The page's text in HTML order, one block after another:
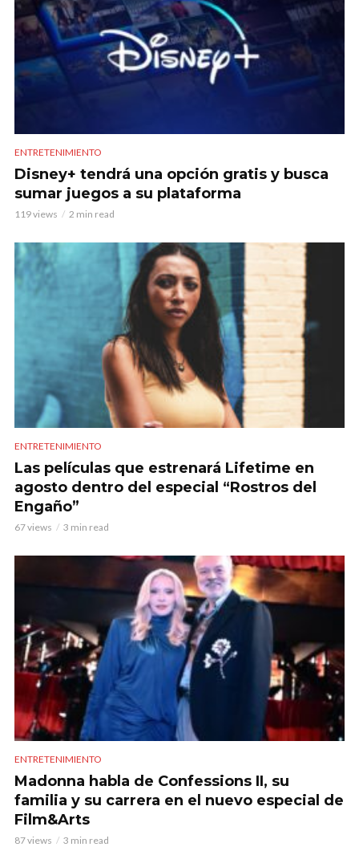
ENTRETENIMIENTO
Disney+ tendrá una opción gratis y busca
sumar juegos a su plataforma
119 views 2 min read
ENTRETENIMIENTO
Las películas que estrenará Lifetime en
agosto dentro del especial “Rostros del
Engaño”
67 views 3 min read
ENTRETENIMIENTO
Madonna habla de Confessions II, su
familia y su carrera en el nuevo especial de
Film&Arts
87 views 3 min read